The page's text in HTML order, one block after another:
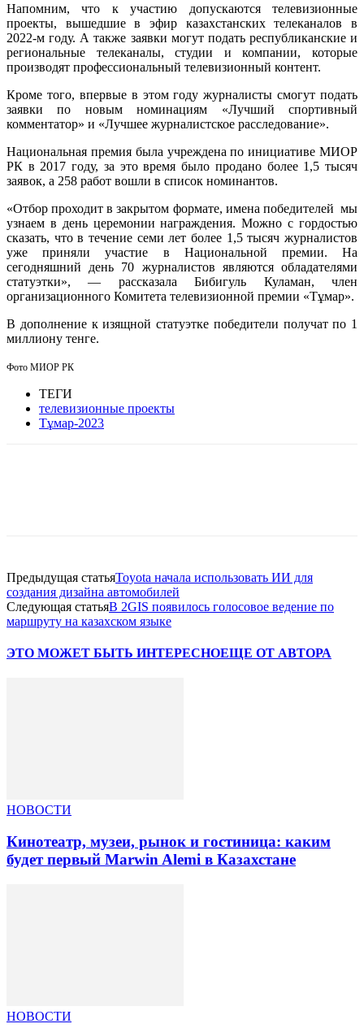
Напомним, что к участию допускаются телевизионные
проекты, вышедшие в эфир казахстанских телеканалов в
2022-м году. А также заявки могут подать республиканские и
региональные телеканалы, студии и компании, которые
производят профессиональный телевизионный контент.
Кроме того, впервые в этом году журналисты смогут подать
заявки по новым номинациям «Лучший спортивный
комментатор» и «Лучшее журналистское расследование».
Национальная премия была учреждена по инициативе МИОР
РК в 2017 году, за это время было продано более 1,5 тысяч
заявок, а 258 работ вошли в список номинантов.
«Отбор проходит в закрытом формате, имена победителей мы
узнаем в день церемонии награждения. Можно с гордостью
сказать, что в течение семи лет более 1,5 тысяч журналистов
уже приняли участие в Национальной премии. На
сегодняшний день 70 журналистов являются обладателями
статуэтки», — рассказала Бибигуль Куламан, член
организационного Комитета телевизионной премии «Тұмар».
В дополнение к изящной статуэтке победители получат по 1
миллиону тенге.
Фото МИОР РК
ТЕГИ
телевизионные проекты
Тұмар-2023
Предыдущая статьяToyota начала использовать ИИ для
создания дизайна автомобилей
Следующая статьяВ 2GIS появилось голосовое ведение по
маршруту на казахском языке
ЭТО МОЖЕТ БЫТЬ ИНТЕРЕСНОЕЩЕ ОТ АВТОРА
НОВОСТИ
Кинотеатр, музеи, рынок и гостиница: каким
будет первый Marwin Alemi в Казахстане
НОВОСТИ